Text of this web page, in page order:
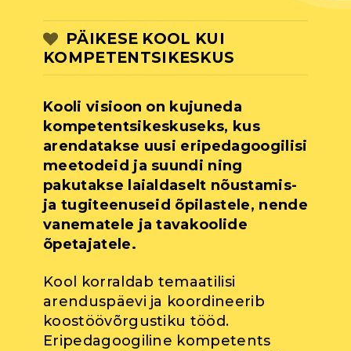
PÄIKESE KOOL KUI
KOMPETENTSIKESKUS
Kooli visioon on kujuneda
kompetentsikeskuseks, kus
arendatakse uusi eripedagoogilisi
meetodeid ja suundi ning
pakutakse laialdaselt nõustamis-
ja tugiteenuseid õpilastele, nende
vanematele ja tavakoolide
õpetajatele.
Kool korraldab temaatilisi
arenduspäevi ja koordineerib
koostöövõrgustiku tööd.
Eripedagoogiline kompetents